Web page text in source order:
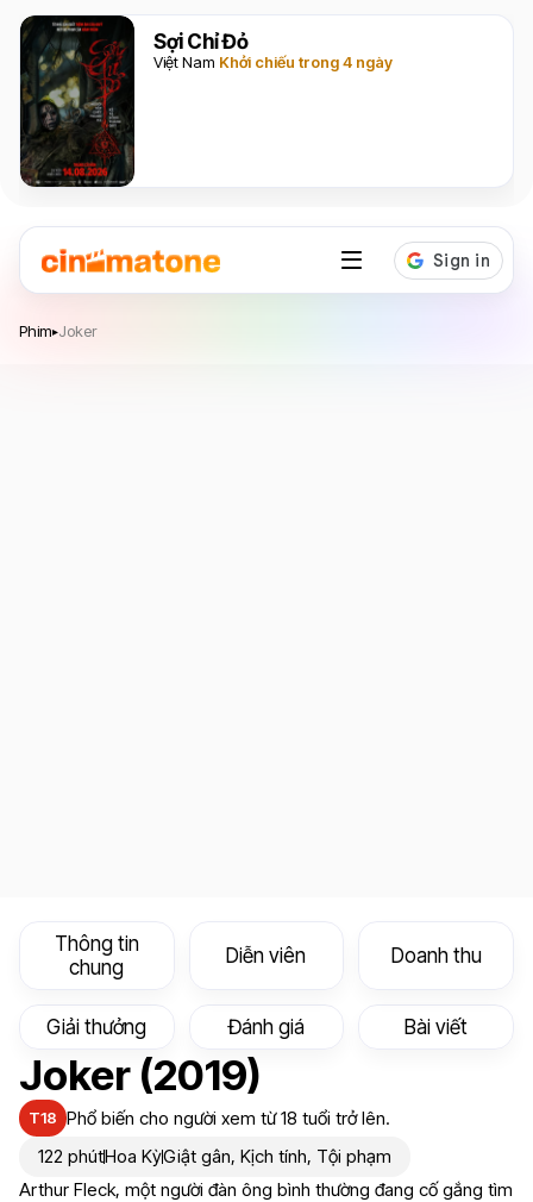
Sợi Chỉ Đỏ
Việt Nam Khởi chiếu trong 4 ngày
Phim▸Joker
Thông tin
chung
Diễn viên Doanh thu
Giải thưởng Đánh giá Bài viết
Joker (2019)
T18 Phổ biến cho người xem từ 18 tuổi trở lên.
122 phútHoa KỳGiật gân, Kịch tính, Tội phạm
Arthur Fleck, một người đàn ông bình thường đang cố gắng tìm